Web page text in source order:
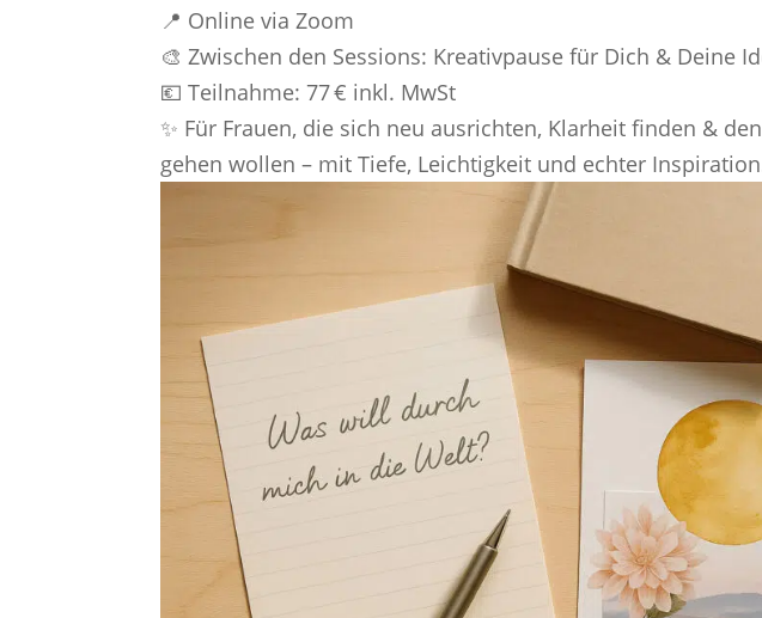
📍 Online via Zoom
🎨 Zwischen den Sessions: Kreativpause für Dich & Deine
💶 Teilnahme: 77 € inkl. MwSt
✨ Für Frauen, die sich neu ausrichten, Klarheit finden &
gehen wollen – mit Tiefe, Leichtigkeit und echter